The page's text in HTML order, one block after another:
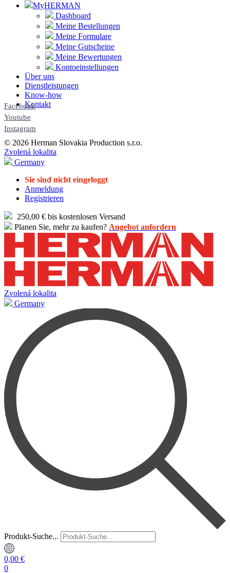
MyHERMAN
Dashboard
Meine Bestellungen
Meine Formulare
Meine Gutscheine
Meine Bewertungen
Kontoeinstellungen
Über uns
Dienstleistungen
Know-how
Kontakt
Facebook
Youtube
Instagram
© 2026 Herman Slovakia Production s.r.o.
Zvolená lokalita
Germany
Sie sind nicht eingeloggt
Anmeldung
Registrieren
250,00 € bis kostenlosen Versand
Planen Sie, mehr zu kaufen? Angebot anfordern
Zvolená lokalita
Germany
Produkt-Suche...
0,00 €
0